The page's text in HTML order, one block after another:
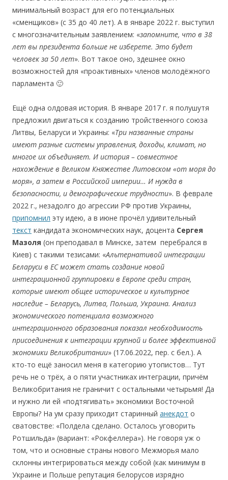
минимальный возраст для его потенциальных
«сменщиков» (с 35 до 40 лет). А в январе 2022 г. выступил
с многозначительным заявлением: «запомните, что в 38
лет вы президента больше не изберете. Это будет
человек за 50 лет». Вот такое оно, здешнее окно
возможностей для «проактивных» членов молодёжного
парламента 🙂
Ещё одна олдовая история. В январе 2017 г. я полушутя
предложил двигаться к созданию тройственного союза
Литвы, Беларуси и Украины: «Три названные cтраны
имеют разные системы управления, доходы, климат, но
многое их объединяет. И история – совмеcтное
нахождение в Великом Княжестве Литовском «от моря до
моря», а затем в Роcсийской империи… И нужда в
безопасноcти, и демографичеcкие трудноcти». В феврале
2022 г., незадолго до агрессии РФ против Украины,
припомнил эту идею, а в июне прочёл удивительный
текст кандидата экономических наук, доцента Сергея
Мaзоля (он преподавал в Минске, затем перебрался в
Киев) с такими тезисами: «Альтернативой интеграции
Беларуси в ЕСможет стать создание новой
интеграционной группировки в Европе среди стран,
которые имеют общее историческое и культурное
наследие – Беларусь, Литва, Польша, Украина. Анализ
экономического потенциала возможного
интеграционного образования показал необходимость
присоединения к интеграции крупной и более эффективной
экономики Великобритании» (17.06.2022, пер. с бел.). А
кто-то ещё заносил меня в категорию утопистов… Тут
речь не о трёх, а о пяти участниках интеграции, причём
Великобритания не граничит с остальными четырьмя! Да
и нужно ли ей «подтягивать» экономики Восточной
Европы? На ум сразу приходит старинный анекдот о
сватовстве: «Полдела сделано. Осталось уговорить
Ротшильда» (вариант: «Рокфеллера»). Не говоря уж о
том, что и основные страны нового Межморья мало
склонны интегрироваться между собой (как минимум в
Украине и Польше репутация белорусов изрядно